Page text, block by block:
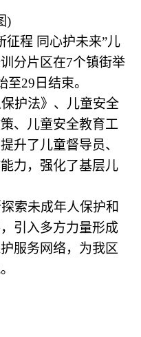
)
征程 同心护未来”儿
分片区在7个镇街举
29日结束。
护法》、儿童安全
、儿童安全教育工
升了儿童督导员、
力，强化了基层儿
索未成年人保护和
引入多方力量形成
服务网络，为我区